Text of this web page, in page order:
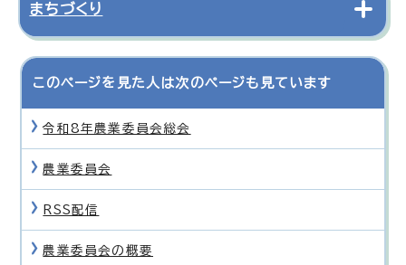
まちづくり
このページを見た人は次のページも見ています
令和8年農業委員会総会
農業委員会
RSS配信
農業委員会の概要